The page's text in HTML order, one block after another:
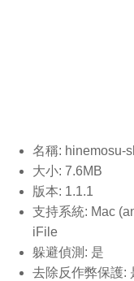
名稱: hinemosu-
大小: 7.6MB
版本: 1.1.1
支持系統: Mac
iFile
躲避偵測: 是
去除反作弊保護: